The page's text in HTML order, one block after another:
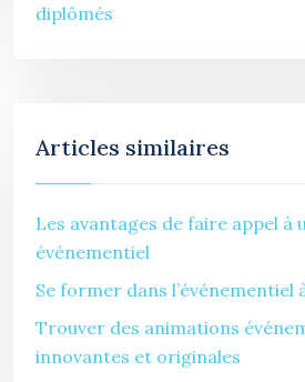
diplômés
Articles similaires
Les avantages de faire appel à
événementiel
Se former dans
Trouver des animations
innovantes et originales